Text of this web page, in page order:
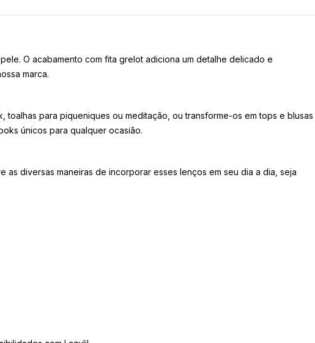
O acabamento com fita grelot adiciona um detalhe delicado e
marca.
para piqueniques ou meditação, ou transforme-os em tops e blusas
únicos para qualquer ocasião.
diversas maneiras de incorporar esses lenços em seu dia a dia, seja